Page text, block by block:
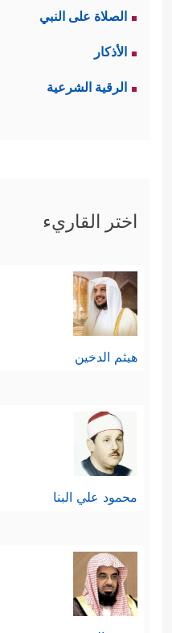
الصلاة على النبي
الأذكار
الرقية الشرعية
اختر القاريء
هيثم الدخين
محمود علي البنا